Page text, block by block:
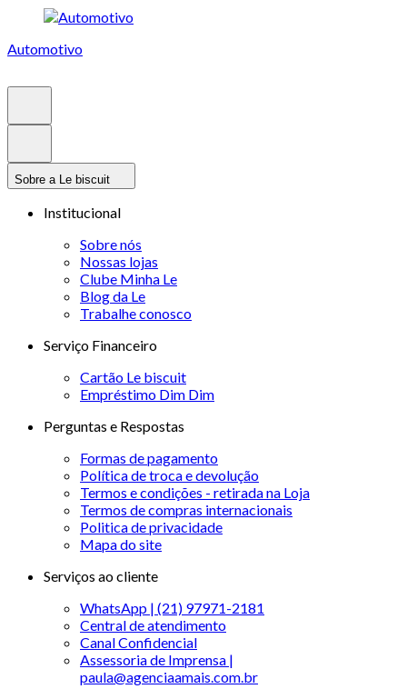
Automotivo
Sobre a Le biscuit
Institucional
Sobre nós
Nossas lojas
Clube Minha Le
Blog da Le
Trabalhe conosco
Serviço Financeiro
Cartão Le biscuit
Empréstimo Dim Dim
Perguntas e Respostas
Formas de pagamento
Política de troca e devolução
Termos e condições - retirada na Loja
Termos de compras internacionais
Politica de privacidade
Mapa do site
Serviços ao cliente
WhatsApp | (21) 97971-2181
Central de atendimento
Canal Confidencial
Assessoria de Imprensa |
paula@agenciaamais.com.br